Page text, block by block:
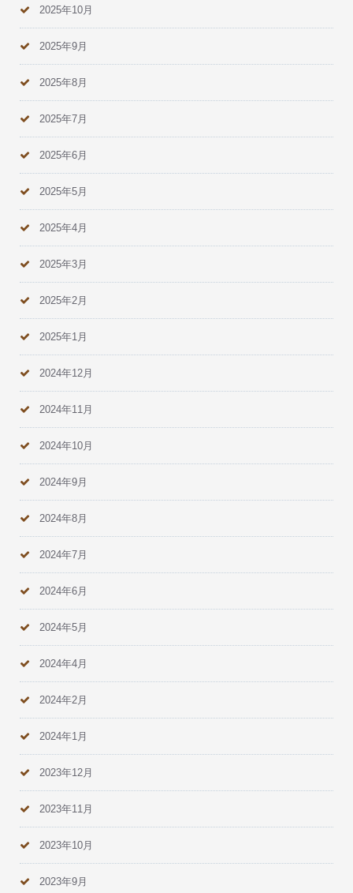
2025年10月
2025年9月
2025年8月
2025年7月
2025年6月
2025年5月
2025年4月
2025年3月
2025年2月
2025年1月
2024年12月
2024年11月
2024年10月
2024年9月
2024年8月
2024年7月
2024年6月
2024年5月
2024年4月
2024年2月
2024年1月
2023年12月
2023年11月
2023年10月
2023年9月